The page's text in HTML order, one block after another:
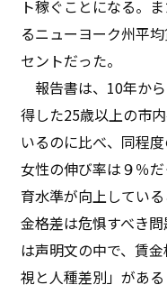
ト稼ぐことになる。
るニューヨーク州平
セントだった。
報告書は、10年か
得した25歳以上の市
いるのに比べ、同程
女性の伸び率は９％
育水準が向上してい
金格差は危惧すべき
は声明文の中で、賃
視と人種差別」があ